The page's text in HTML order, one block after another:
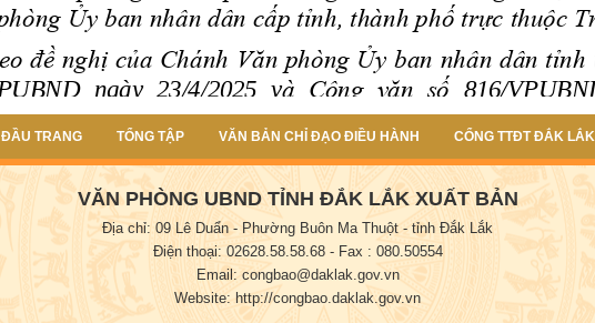
ĐẦU TRANG TỔNG TẬP VĂN BẢN CHỈ ĐẠO ĐIỀU HÀNH CỔNG TTĐT ĐẮK LẮK
VĂN PHÒNG UBND TỈNH ĐẮK LẮK XUẤT BẢN
Địa chỉ: 09 Lê Duẩn - Phường Buôn Ma Thuột - tỉnh Đắk Lắk
Điện thoại: 02628.58.58.68- Fax : 080.50554
Email: congbao@daklak.gov.vn
Website: http://congbao.daklak.gov.vn